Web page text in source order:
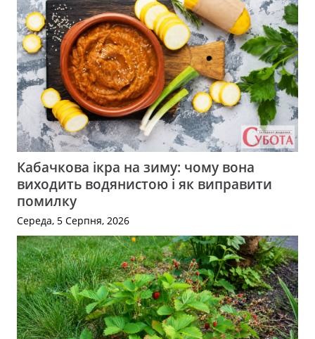
Кабачкова ікра на зиму: чому вона
виходить водянистою і як виправити
помилку
Середа, 5 Серпня, 2026